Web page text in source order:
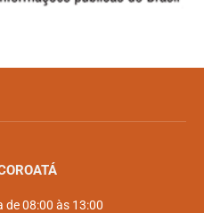
de 08:00 às 13:00